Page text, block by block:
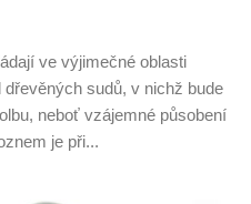
ve výjimečné oblasti
sudů, v nichž bude
neboť vzájemné působení
je při...